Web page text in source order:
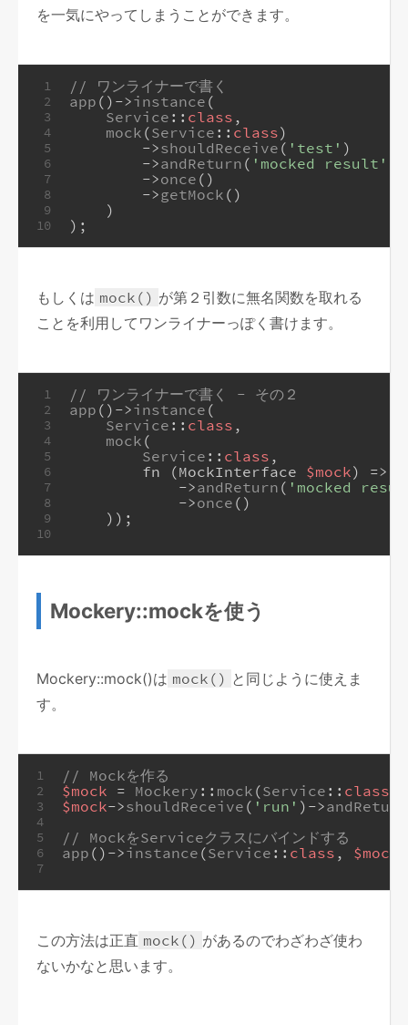
を一気にやってしまうことができます。
1
2
3
4
5
6
7
8
9
10
// ワンライナーで書く
app ()->instance (
Service :: class ,
mock (Service :: class)
        ->
shouldReceive ( 'test' )
        ->
andReturn ( 'mocked result'
        ->
once ()
        ->
getMock ()
    )
);
もしくは mock() が第２引数に無名関数を取れる
ことを利用してワンライナーっぽく書けます。
1
2
3
4
5
6
7
8
9
10
// ワンライナーで書く - その２
app ()->instance (
Service :: class ,
mock (
Service :: class ,
        fn (MockInterface
$mock) =>
            ->
andReturn ( 'mocked
            ->
once ()
    ));
Mockery::mockを使う
Mockery::mock()は mock() と同じように使えま
す。
1
2
3
4
5
6
7
// Mockを作る
$mock = Mockery :: mock (Service :: class
$mock->shouldReceive ( 'run' )->andReturn
// MockをServiceクラスにバインドする
app ()->instance (Service :: class , $mock
この方法は正直 mock() があるのでわざわざ使わ
ないかなと思います。